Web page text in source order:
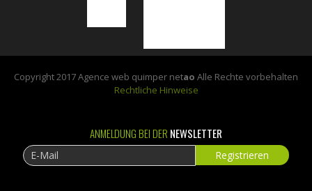
Copyright 2017 Agence web quimper netao Alle Rechte vorbehalten
Rechtliche Hinweise
ANMELDUNG BEI DER NEWSLETTER